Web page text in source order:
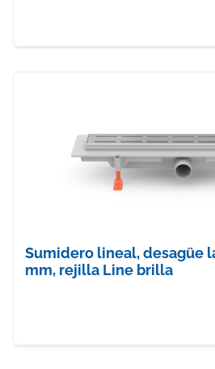
Sumidero lineal, desagüe
mm, rejilla Line brilla